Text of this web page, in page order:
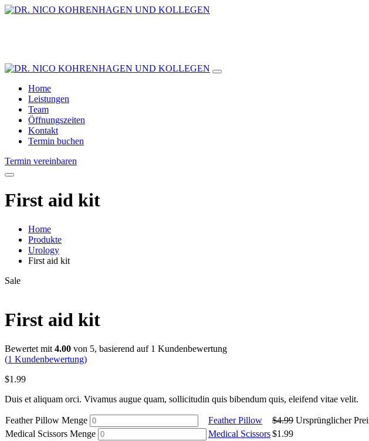
Home
Leistungen
Team
Öffnungszeiten
Kontakt
Termin buchen
Termin vereinbaren
First aid kit
Home
Produkte
Urology
First aid kit
Sale
First aid kit
Bewertet mit 4.00 von 5, basierend auf 1 Kundenbewertung
(1 Kundenbewertung)
$1.99
Duis et aliquam orci. Vivamus augue quam, sollicitudin quis bibendum quis, eleifend vitae velit.
Feather Pillow Menge Feather Pillow $4.99 Ursprünglicher
Medical Scissors Menge
Medical Scissors$1.99